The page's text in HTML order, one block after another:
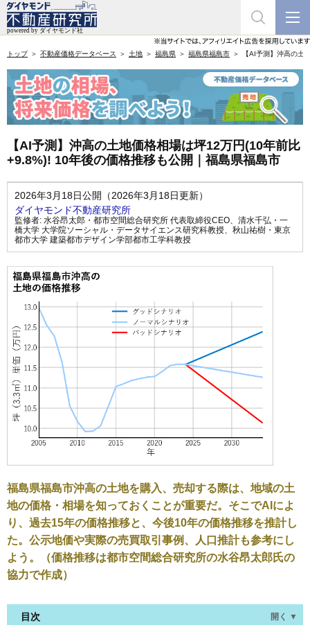
トップ 不動産価格データベース 土地 福島県 福島県福島市 【AI予測】沖高の
【AI予測】沖高の土地価格相場は坪12万円(10年前比
+9.8%)! 10年後の価格推移も公開｜福島県福島市
2026年3月18日公開（2026年3月18日更新）
ダイヤモンド不動産研究所
監修者: 水谷昂太郎・都市空間総合研究所 代表取締役CEO、 清水千弘・一
橋大学 大学院ソーシャル・データサイエンス研究科教授、 秋山祐樹・東京
都市大学 建築都市デザイン学部都市工学科教授
福島県福島市沖高の土地を購入、売却する際は、地域の土
地の価格・相場を知っておくことが重要だ。そこでAIによ
り、過去15年の価格推移と、今後10年の価格推移を推計し
た。公示地価や実際の売買取引事例、人口推計も参考にし
よう。（価格推移は都市空間総合研究所の水谷昂太郎氏の
協力で作成）
目次 開く ▼